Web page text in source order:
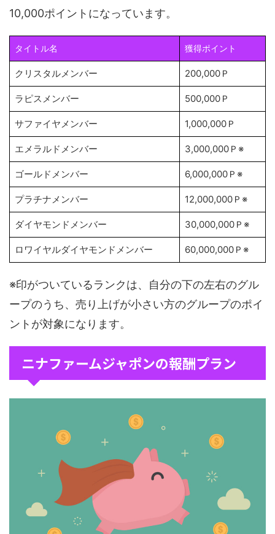
10,000ポイントになっています。
タイトル名 獲得ポイント
クリスタルメンバー 200,000Ｐ
ラピスメンバー 500,000Ｐ
サファイヤメンバー 1,000,000Ｐ
エメラルドメンバー 3,000,000Ｐ※
ゴールドメンバー 6,000,000Ｐ※
プラチナメンバー 12,000,000Ｐ※
ダイヤモンドメンバー 30,000,000Ｐ※
ロワイヤルダイヤモンドメンバー 60,000,000Ｐ※
※印がついているランクは、自分の下の左右のグル
ープのうち、売り上げが小さい方のグループのポイ
ントが対象になります。
ニナファームジャポンの報酬プラン